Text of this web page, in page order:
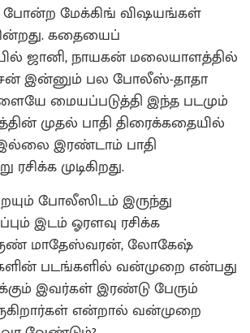
போன்ற மேக்கிங் விஷயங்கள்
கதையைப்
ஜானி, நாயகன் மலையாளத்தில்
இன்னும் பல போலீஸ்-தாதா
மையப்படுத்தி இந்த படமும்
முதல் பாதி திரைக்கதையில்
இரண்டாம் பாதி
முடிகிறது.
போலீஸிடம் இருந்து
இடம் ஓரளவு ரசிக்க
மாதேஸ்வரன், லோகேஷ்
படங்களில் வன்முறை என்பது
இவர்கள் இரண்டு பேரும்
என்றால் வன்முறை